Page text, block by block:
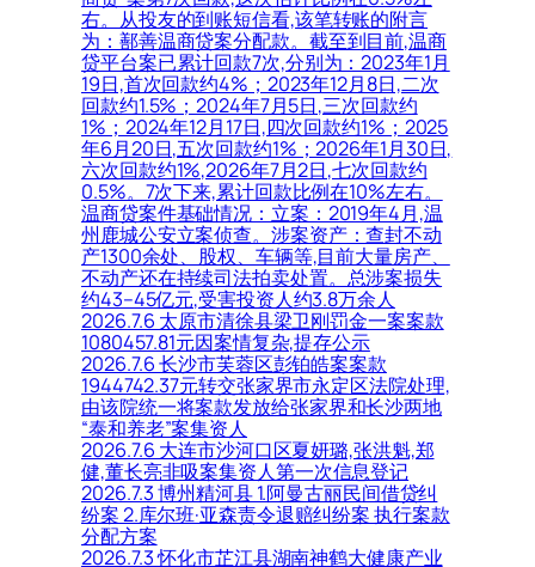
右。从投友的到账短信看,该笔转账的附言
为：鄯善温商贷案分配款。截至到目前,温商
贷平台案已累计回款7次,分别为：2023年1月
19日,首次回款约4%；2023年12月8日,二次
回款约1.5%；2024年7月5日,三次回款约
1%；2024年12月17日,四次回款约1%；2025
年6月20日,五次回款约1%；2026年1月30日,
六次回款约1%,2026年7月2日,七次回款约
0.5%。7次下来,累计回款比例在10%左右。
温商贷案件基础情况：立案：2019年4月,温
州鹿城公安立案侦查。涉案资产：查封不动
产1300余处、股权、车辆等,目前大量房产、
不动产还在持续司法拍卖处置。总涉案损失
约43–45亿元,受害投资人约3.8万余人
2026.7.6 太原市清徐县梁卫刚罚金一案案款
1080457.81元因案情复杂,提存公示
2026.7.6 长沙市芙蓉区彭铂皓案案款
1944742.37元转交张家界市永定区法院处理,
由该院统一将案款发放给张家界和长沙两地
“泰和养老”案集资人
2026.7.6 大连市沙河口区夏妍璐,张洪魁,郑
健,董长亮非吸案集资人第一次信息登记
2026.7.3 博州精河县 1.阿曼古丽民间借贷纠
纷案 2.库尔班·亚森责令退赔纠纷案 执行案款
分配方案
2026.7.3 怀化市芷江县湖南神鹤大健康产业